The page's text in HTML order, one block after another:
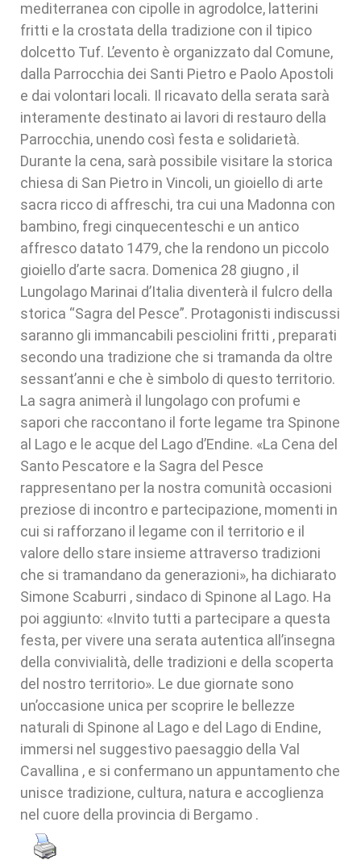
mediterranea con cipolle in agrodolce, latterini
fritti e la crostata della tradizione con il tipico
dolcetto Tuf. L’evento è organizzato dal Comune,
dalla Parrocchia dei Santi Pietro e Paolo Apostoli
e dai volontari locali. Il ricavato della serata sarà
interamente destinato ai lavori di restauro della
Parrocchia, unendo così festa e solidarietà.
Durante la cena, sarà possibile visitare la storica
chiesa di San Pietro in Vincoli, un gioiello di arte
sacra ricco di affreschi, tra cui una Madonna con
bambino, fregi cinquecenteschi e un antico
affresco datato 1479, che la rendono un piccolo
gioiello d’arte sacra. Domenica 28 giugno , il
Lungolago Marinai d’Italia diventerà il fulcro della
storica “Sagra del Pesce”. Protagonisti indiscussi
saranno gli immancabili pesciolini fritti , preparati
secondo una tradizione che si tramanda da oltre
sessant’anni e che è simbolo di questo territorio.
La sagra animerà il lungolago con profumi e
sapori che raccontano il forte legame tra Spinone
al Lago e le acque del Lago d’Endine. «La Cena del
Santo Pescatore e la Sagra del Pesce
rappresentano per la nostra comunità occasioni
preziose di incontro e partecipazione, momenti in
cui si rafforzano il legame con il territorio e il
valore dello stare insieme attraverso tradizioni
che si tramandano da generazioni», ha dichiarato
Simone Scaburri , sindaco di Spinone al Lago. Ha
poi aggiunto: «Invito tutti a partecipare a questa
festa, per vivere una serata autentica all’insegna
della convivialità, delle tradizioni e della scoperta
del nostro territorio». Le due giornate sono
un’occasione unica per scoprire le bellezze
naturali di Spinone al Lago e del Lago di Endine,
immersi nel suggestivo paesaggio della Val
Cavallina , e si confermano un appuntamento che
unisce tradizione, cultura, natura e accoglienza
nel cuore della provincia di Bergamo .